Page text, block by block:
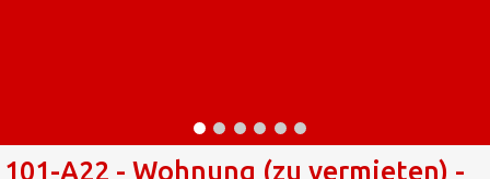
101-A22 - Wohnung (zu vermieten) -